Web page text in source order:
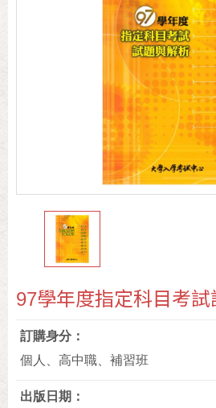
97學年度指定科目考
訂購身分
個人、高中職、補習班
出版日期